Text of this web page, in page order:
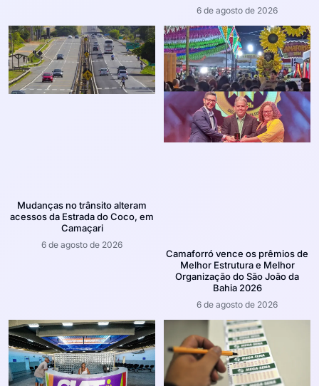
6 de agosto de 2026
Mudanças no trânsito alteram
acessos da Estrada do Coco, em
Camaçari
6 de agosto de 2026
Camaforró vence os prêmios de
Melhor Estrutura e Melhor
Organização do São João da
Bahia 2026
6 de agosto de 2026